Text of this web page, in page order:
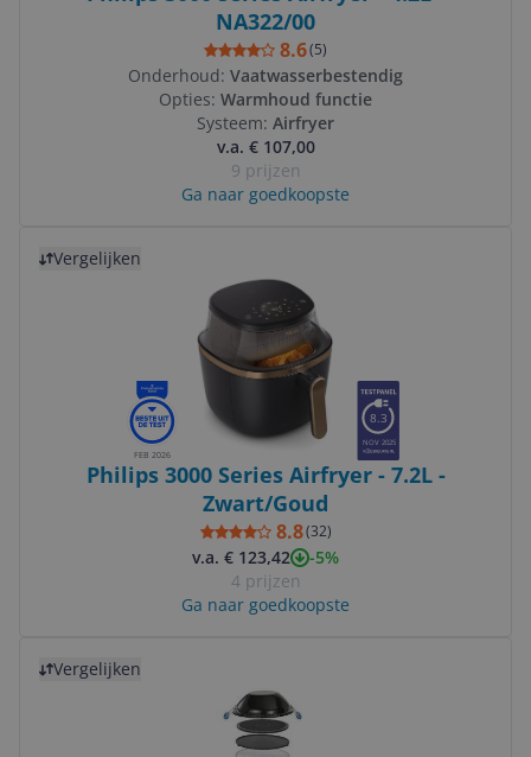
NA322/00
8.6(5)
Onderhoud: Vaatwasserbestendig
Opties: Warmhoud functie
Systeem: Airfryer
v.a. € 107,00
9 prijzen
Ga naar goedkoopste
Vergelijken
FEB 2026
8.3
NOV 2025
Philips 3000 Series Airfryer - 7.2L -
Zwart/Goud
8.8(32)
v.a. € 123,42
-5%
4 prijzen
Ga naar goedkoopste
Vergelijken